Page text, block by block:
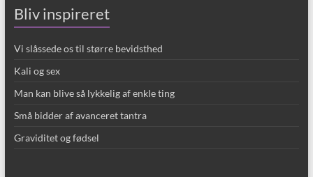
Bliv inspireret
Vi slåssede os til større bevidsthed
Kali og sex
Man kan blive så lykkelig af enkle ting
Små bidder af avanceret tantra
Graviditet og fødsel